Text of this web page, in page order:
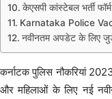
केएसपी कांस्टेबल भर्ती
Karnataka Police
नवीनतम अपडेट के लिए
कर्नाटक पुलिस नौकरियां
और महिलाओं के लिए नई